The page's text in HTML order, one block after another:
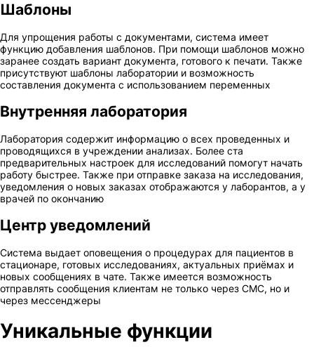
Шаблоны
Для упрощения работы с документами, система имеет
функцию добавления шаблонов. При помощи шаблонов можно
заранее создать вариант документа, готового к печати. Также
присутствуют шаблоны лаборатории и возможность
составления документа с использованием переменных
Внутренняя лаборатория
Лаборатория содержит информацию о всех проведенных и
проводящихся в учреждении анализах. Более ста
предварительных настроек для исследований помогут начать
работу быстрее. Также при отправке заказа на исследования,
уведомления о новых заказах отображаются у лаборантов, а у
врачей по окончанию
Центр уведомлений
Система выдает оповещения о процедурах для пациентов в
стационаре, готовых исследованиях, актуальных приёмах и
новых сообщениях в чате. Также имеется возможность
отправлять сообщения клиентам не только через СМС, но и
через мессенджеры
Уникальные функции